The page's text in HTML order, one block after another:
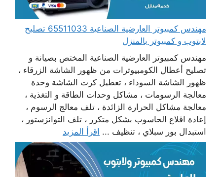
مهندس كمبيوتر العارضية الصناعية 65511033 تصليح
لابتوب و كمبيوتر بالمنزل
مهندس كمبيوتر العارضية الصناعية المختص بصيانة و
تصليح أعطال الكومبيوترات من ظهور الشاشة الزرقاء ،
ظهور الشاشة السوداء ، تعطيل كرت الشاشة وحدة
معالجة الرسومات ، مشاكل وحدات الطاقة و التغذية ،
معالجة مشاكل الحرارة الزائدة ، تلف معالج الرسوم ،
إعادة اقلاع الحاسوب بشكل متكرر ، تلف التوانزستور ،
استبدال بور سبلاي ، تنظيف ... اقرأ المزيد